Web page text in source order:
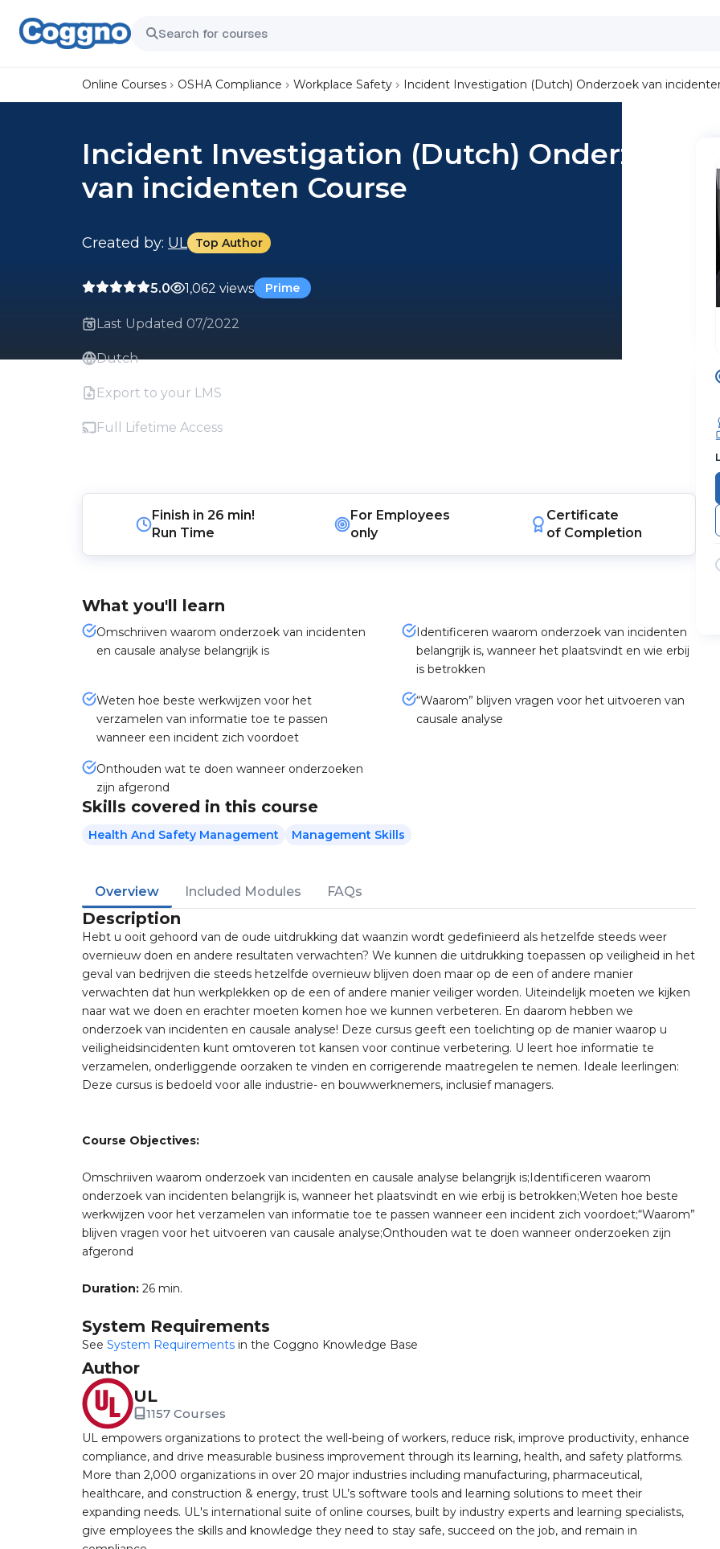
Online Courses OSHA Compliance Workplace Safety Incident Investigation (Dutch) Onderzoek van
Incident Investigation (Dutch) Onderzoek
van incidenten Course
Created by: UL Top Author
5.0 1,062 views Prime
Last Updated 07/2022
Dutch
Export to your LMS
Full Lifetime Access
Finish in 26 min!
Run Time
For Employees
only
Certificate
of Completion
What you'll learn
Omschriiven waarom onderzoek van incidenten
en causale analyse belangrijk is
Identificeren waarom onderzoek van incidenten
belangrijk is, wanneer het plaatsvindt en wie erbij
is betrokken
Weten hoe beste werkwijzen voor het
verzamelen van informatie toe te passen
wanneer een incident zich voordoet
“Waarom” blijven vragen voor het uitvoeren van
causale analyse
Onthouden wat te doen wanneer onderzoeken
zijn afgerond
Skills covered in this course
Health And Safety Management Management Skills
Overview Included Modules FAQs
Description
Hebt u ooit gehoord van de oude uitdrukking dat waanzin wordt gedefinieerd als hetzelfde steeds weer
overnieuw doen en andere resultaten verwachten? We kunnen die uitdrukking toepassen op veiligheid in het
geval van bedrijven die steeds hetzelfde overnieuw blijven doen maar op de een of andere manier
verwachten dat hun werkplekken op de een of andere manier veiliger worden. Uiteindelijk moeten we kijken
naar wat we doen en erachter moeten komen hoe we kunnen verbeteren. En daarom hebben we
onderzoek van incidenten en causale analyse! Deze cursus geeft een toelichting op de manier waarop u
veiligheidsincidenten kunt omtoveren tot kansen voor continue verbetering. U leert hoe informatie te
verzamelen, onderliggende oorzaken te vinden en corrigerende maatregelen te nemen. Ideale leerlingen:
Deze cursus is bedoeld voor alle industrie- en bouwwerknemers, inclusief managers.
Course Objectives:
Omschriiven waarom onderzoek van incidenten en causale analyse belangrijk is;Identificeren waarom
onderzoek van incidenten belangrijk is, wanneer het plaatsvindt en wie erbij is betrokken;Weten hoe beste
werkwijzen voor het verzamelen van informatie toe te passen wanneer een incident zich voordoet;“Waarom”
blijven vragen voor het uitvoeren van causale analyse;Onthouden wat te doen wanneer onderzoeken zijn
afgerond
Duration: 26 min.
System Requirements
See System Requirements in the Coggno Knowledge Base
Author
UL
1157 Courses
UL empowers organizations to protect the well-being of workers, reduce risk, improve productivity, enhance
compliance, and drive measurable business improvement through its learning, health, and safety platforms.
More than 2,000 organizations in over 20 major industries including manufacturing, pharmaceutical,
healthcare, and construction & energy, trust UL’s software tools and learning solutions to meet their
expanding needs. UL's international suite of online courses, built by industry experts and learning specialists,
give employees the skills and knowledge they need to stay safe, succeed on the job, and remain in